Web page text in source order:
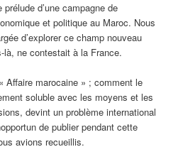
d’une campagne de
et politique au Maroc. Nous
d’explorer ce champ nouveau
ne contestait à la France.
Affaire marocaine » ; comment le
soluble avec les moyens et les
devint un problème international
de publier pendant cette
avions recueillis.